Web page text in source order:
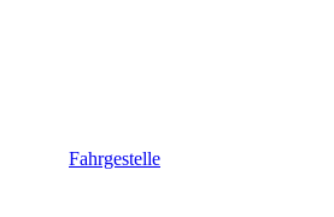
Fahrgestelle